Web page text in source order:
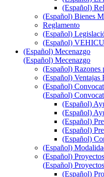
(Español)
(Español) Bienes
Reglamento
(Español)
(Español)
(Español) Mecenazgo
(Español) Mecenazgo
(Español)
(Español) Ventajas
(Español)
(Español)
(Español)
(Español)
(Español)
(Español)
(Español)
(Español)
(Español)
(Español)
(Español)